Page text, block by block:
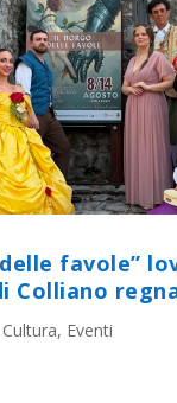
favole”
Colliano
Cultura, Eventi